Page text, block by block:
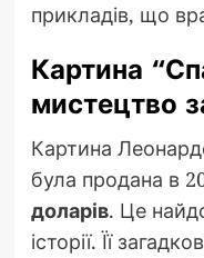
прикладів, що
Картина
мистецтво
Картина
була продана в
доларів. Це
історії. Її